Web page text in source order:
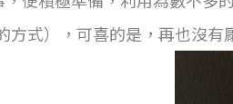
方式），可喜的是，再也沒